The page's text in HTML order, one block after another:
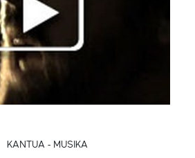
KANTUA - MUSIKA